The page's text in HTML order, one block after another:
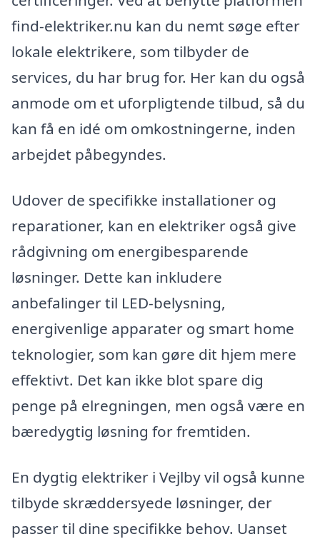
find-elektriker.nu kan du nemt søge efter
lokale elektrikere, som tilbyder de
services, du har brug for. Her kan du også
anmode om et uforpligtende tilbud, så du
kan få en idé om omkostningerne, inden
arbejdet påbegyndes.
Udover de specifikke installationer og
reparationer, kan en elektriker også give
rådgivning om energibesparende
løsninger. Dette kan inkludere
anbefalinger til LED-belysning,
energivenlige apparater og smart home
teknologier, som kan gøre dit hjem mere
effektivt. Det kan ikke blot spare dig
penge på elregningen, men også være en
bæredygtig løsning for fremtiden.
En dygtig elektriker i Vejlby vil også kunne
tilbyde skræddersyede løsninger, der
passer til dine specifikke behov. Uanset